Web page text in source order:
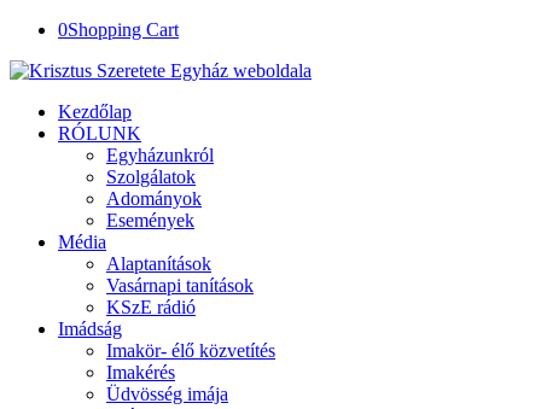
0Shopping Cart
Kezdőlap
RÓLUNK
Egyházunkról
Szolgálatok
Adományok
Események
Média
Alaptanítások
Vasárnapi tanítások
KSzE rádió
Imádság
Imakör- élő közvetítés
Imakérés
Üdvösség imája